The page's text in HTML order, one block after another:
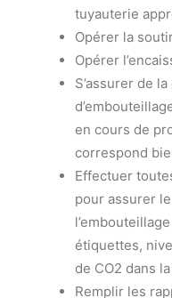
tuyauterie
Opérer la
Opérer
S’assurer de
en cours de
correspond
Effectuer
pour assurer
étiquettes,
de CO2 dans
Remplir les